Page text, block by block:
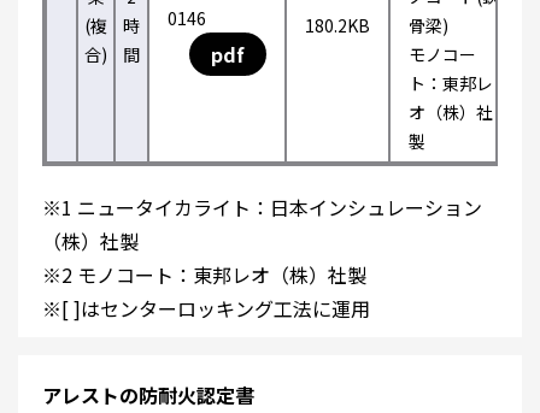
(複
合)
時
間
0146
pdf
180.2KB
骨梁)
モノコー
ト：東邦レ
オ（株）社
製
※1 ニュータイカライト：日本インシュレーション
（株）社製
※2 モノコート：東邦レオ（株）社製
※[ ]はセンターロッキング工法に運用
アレストの防耐火認定書